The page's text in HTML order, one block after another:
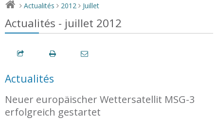
> Actualités > 2012 > Juillet
Actualités - juillet 2012
Actualités
Neuer europäischer Wettersatellit MSG-3
erfolgreich gestartet